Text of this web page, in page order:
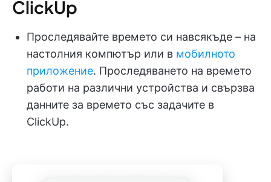
ClickUp
Проследявайте времето си навсякъде – на
настолния компютър или в мобилното
приложение. Проследяването на времето
работи на различни устройства и свързва
данните за времето със задачите в
ClickUp.